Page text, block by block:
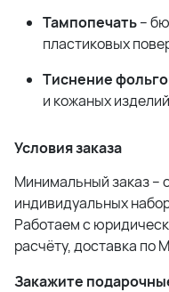
Тампопечать–
пластиковых
Тиснение
и кожаных изделий
Условия заказа
Минимальный заказ –
индивидуальных
Работаем с
расчёту, доставка по
Закажите